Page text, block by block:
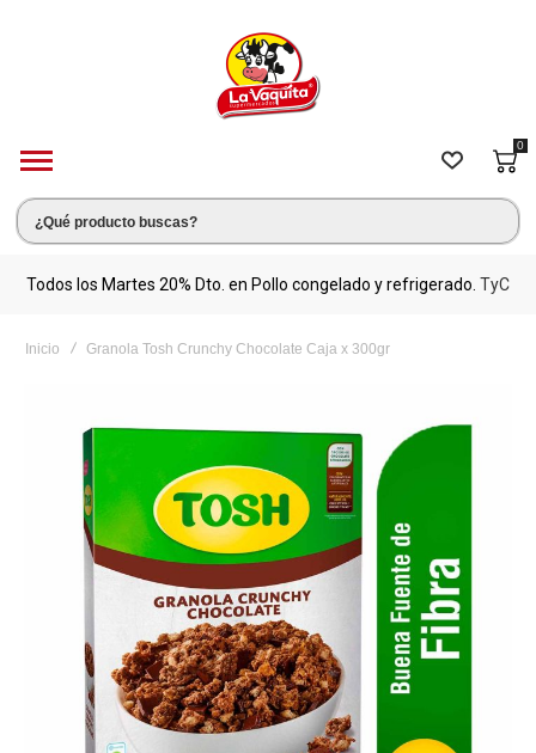
0
Todos los Martes 20% Dto. en Pollo congelado y refrigerado. TyC
Inicio Granola Tosh Crunchy Chocolate Caja x 300gr
imágenes